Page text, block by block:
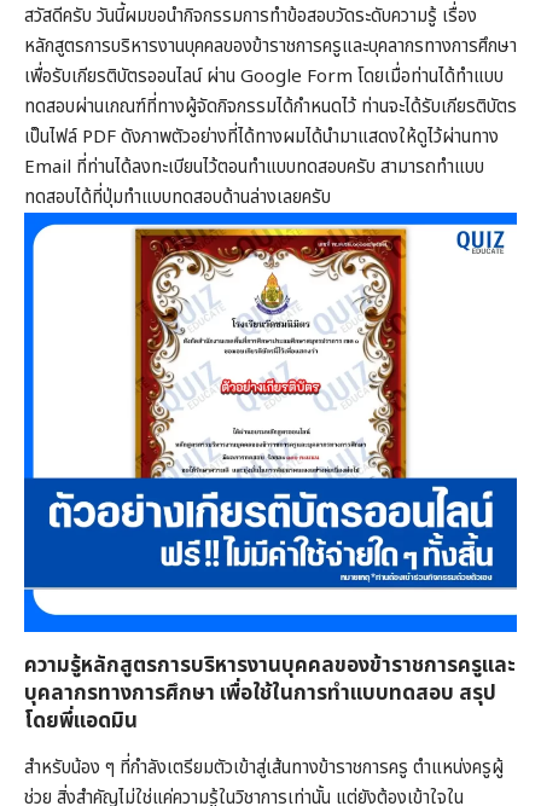
สวัสดีครับ วันนี้ผมขอนำกิจกรรมการทำข้อสอบวัดระดับความรู้ เรื่อง
หลักสูตรการบริหารงานบุคคลของข้าราชการครูและบุคลากรทางการศึกษา
เพื่อรับเกียรติบัตรออนไลน์ ผ่าน Google Form โดยเมื่อท่านได้ทำแบบ
ทดสอบผ่านเกณฑ์ที่ทางผู้จัดกิจกรรมได้กำหนดไว้ ท่านจะได้รับเกียรติบัตร
เป็นไฟล์ PDF ดังภาพตัวอย่างที่ได้ทางผมได้นำมาแสดงให้ดูไว้ผ่านทาง
Email ที่ท่านได้ลงทะเบียนไว้ตอนทำแบบทดสอบครับ สามารถทำแบบ
ทดสอบได้ที่ปุ่มทำแบบทดสอบด้านล่างเลยครับ
ความรู้หลักสูตรการบริหารงานบุคคลของข้าราชการครูและ
บุคลากรทางการศึกษา เพื่อใช้ในการทำแบบทดสอบ สรุป
โดยพี่แอดมิน
สำหรับน้อง ๆ ที่กำลังเตรียมตัวเข้าสู่เส้นทางข้าราชการครู ตำแหน่งครูผู้
ช่วย สิ่งสำคัญไม่ใช่แค่ความรู้ในวิชาการเท่านั้น แต่ยังต้องเข้าใจใน